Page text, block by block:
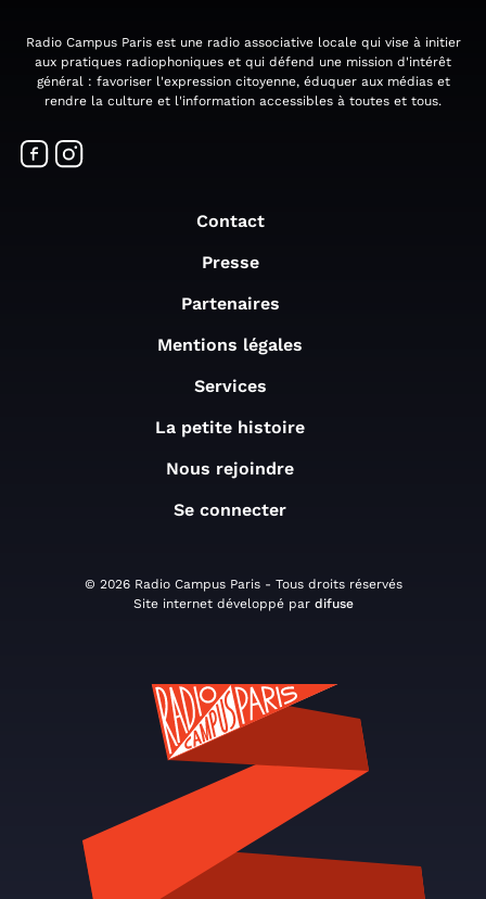
Radio Campus Paris est une radio associative locale qui vise à initier
aux pratiques radiophoniques et qui défend une mission d'intérêt
général : favoriser l'expression citoyenne, éduquer aux médias et
rendre la culture et l'information accessibles à toutes et tous.
Contact
Presse
Partenaires
Mentions légales
Services
La petite histoire
Nous rejoindre
Se connecter
© 2026 Radio Campus Paris - Tous droits réservés
Site internet développé par difuse